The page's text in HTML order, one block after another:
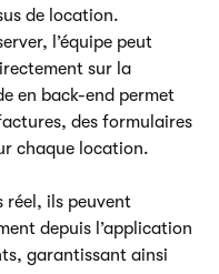
de location.
l’équipe peut
sur la
en back-end permet
des formulaires
chaque location.
réel, ils peuvent
depuis l’application
garantissant ainsi